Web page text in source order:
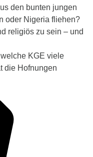
den bunten jungen
oder Nigeria fliehen?
religiös zu sein – und
KGE viele
die Hofnungen